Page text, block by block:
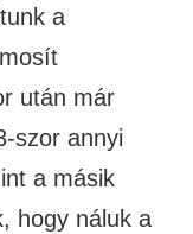
a
után már
szor annyi
a másik
hogy náluk a